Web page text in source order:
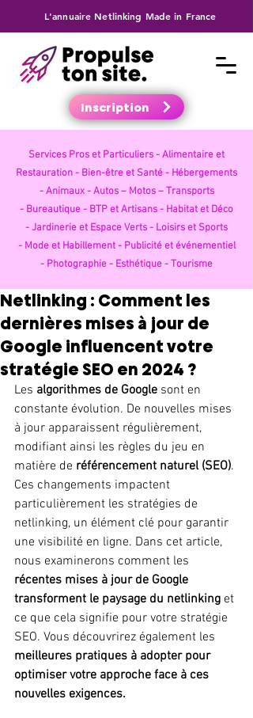
L'annuaire Netlinking Made in France
Inscription
Services Pros et Particuliers -Alimentaire et
Restauration - Bien-être et Santé - Hébergements
-Animaux -Autos – Motos – Transports
- Bureautique - BTP et Artisans - Habitat et Déco
-Jardinerie et Espace Verts - Loisirs et Sports
- Mode et Habillement - Publicité et événementiel
- Photographie - Esthétique -Tourisme
Netlinking : Comment les
dernières mises à jour de
Google influencent votre
stratégie SEO en 2024 ?
Les algorithmes de Google sont en
constante évolution. De nouvelles mises
à jour apparaissent régulièrement,
modifiant ainsi les règles du jeu en
matière de référencement naturel (SEO).
Ces changements impactent
particulièrement les stratégies de
netlinking, un élément clé pour garantir
une visibilité en ligne. Dans cet article,
nous examinerons comment les
récentes mises à jour de Google
transforment le paysage du netlinking et
ce que cela signifie pour votre stratégie
SEO. Vous découvrirez également les
meilleures pratiques à adopter pour
optimiser votre approche face à ces
nouvelles exigences.